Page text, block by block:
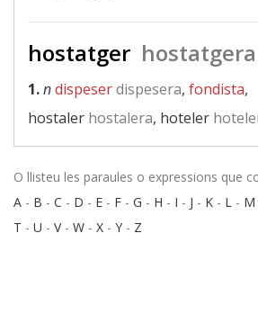
hostatger hostatgera
1.ndispeserdispesera, fondista,
hostaler hostalera, hoteler
O llisteu les paraules o expressions que
A - B - C - D - E - F - G - H - I - J - K - L - M
T - U - V- W - X - Y - Z